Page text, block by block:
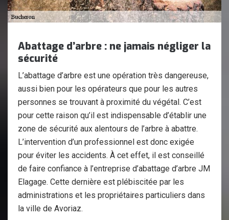
Abattage d’arbre : ne jamais négliger la
sécurité
L’abattage d’arbre est une opération très dangereuse,
aussi bien pour les opérateurs que pour les autres
personnes se trouvant à proximité du végétal. C’est
pour cette raison qu’il est indispensable d’établir une
zone de sécurité aux alentours de l’arbre à abattre.
L’intervention d’un professionnel est donc exigée
pour éviter les accidents. À cet effet, il est conseillé
de faire confiance à l’entreprise d’abattage d’arbre JM
Elagage. Cette dernière est plébiscitée par les
administrations et les propriétaires particuliers dans
la ville de Avoriaz.